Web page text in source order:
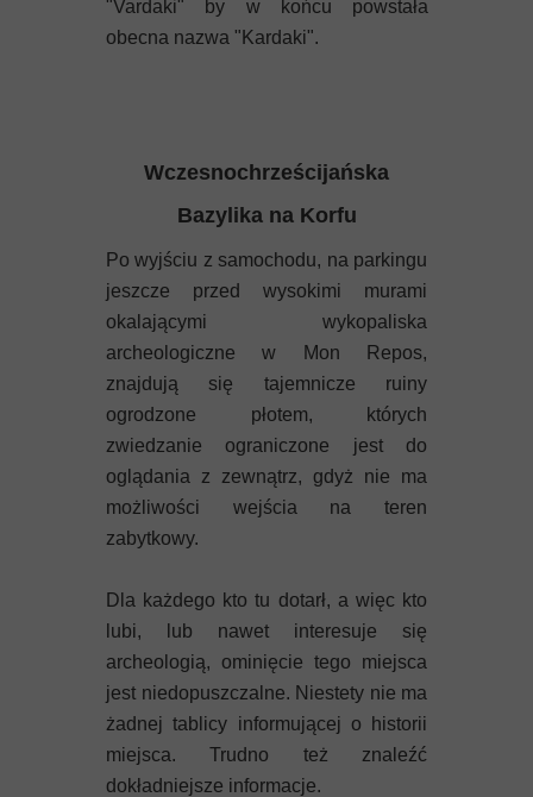
"Vardaki" by w końcu powstała
obecna nazwa "Kardaki".
Wczesnochrześcijańska
Bazylika na Korfu
Po wyjściu z samochodu, na parkingu
jeszcze przed wysokimi murami
okalającymi wykopaliska
archeologiczne w Mon Repos,
znajdują się tajemnicze ruiny
ogrodzone płotem, których
zwiedzanie ograniczone jest do
oglądania z zewnątrz, gdyż nie ma
możliwości wejścia na teren
zabytkowy.
Dla każdego kto tu dotarł, a więc kto
lubi, lub nawet interesuje się
archeologią, ominięcie tego miejsca
jest niedopuszczalne. Niestety nie ma
żadnej tablicy informującej o historii
miejsca. Trudno też znaleźć
dokładniejsze informacje.